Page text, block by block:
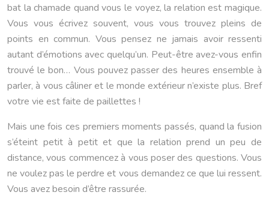
bat la chamade quand vous le voyez, la relation est magique.
Vous vous écrivez souvent, vous vous trouvez pleins de
points en commun. Vous pensez ne jamais avoir ressenti
autant d’émotions avec quelqu’un. Peut-être avez-vous enfin
trouvé le bon… Vous pouvez passer des heures ensemble à
parler, à vous câliner et le monde extérieur n’existe plus. Bref
votre vie est faite de paillettes !
Mais une fois ces premiers moments passés, quand la fusion
s’éteint petit à petit et que la relation prend un peu de
distance, vous commencez à vous poser des questions. Vous
ne voulez pas le perdre et vous demandez ce que lui ressent.
Vous avez besoin d’être rassurée.